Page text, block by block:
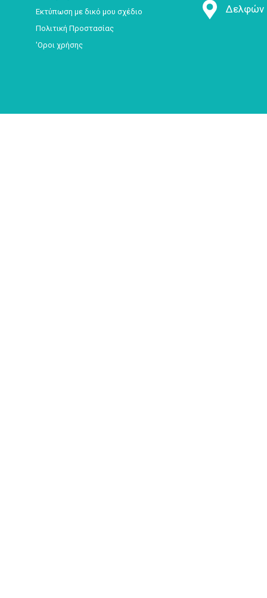
Εκτύπωση με δικό μου σχέδιο
Πολιτική Προστασίας
'Οροι χρήσης
Δελφών